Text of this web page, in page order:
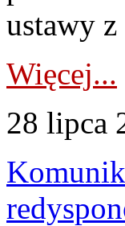
ustawy
Więcej...
28 lipca